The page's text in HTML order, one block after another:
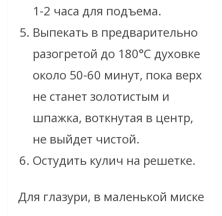
1-2 часа для подъема.
Выпекать в предварительно
разогретой до 180°C духовке
около 50-60 минут, пока верх
не станет золотистым и
шпажка, воткнутая в центр,
не выйдет чистой.
Остудить кулич на решетке.
Для глазури, в маленькой миске